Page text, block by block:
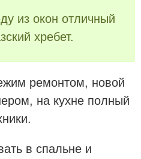
из окон отличный
хребет.
ремонтом, новой
на кухне полный
в спальне и